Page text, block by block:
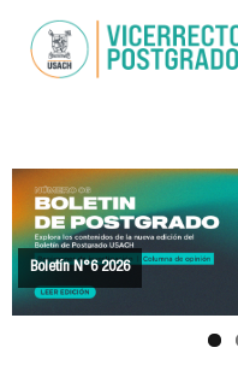
Boletín N°6 2026
Becas Arancel Segundo Semestre
Convocatoria Concursos 2026
Acta de Resúmenes VII Congreso
Calendario de Actividades